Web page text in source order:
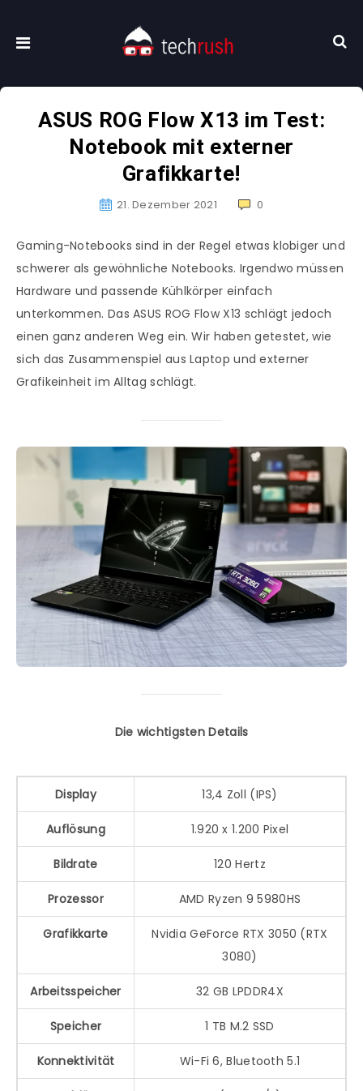
ASUS ROG Flow X13 im Test:
Notebook mit externer
Grafikkarte!
21. Dezember 2021 0
Gaming-Notebooks sind in der Regel etwas klobiger und
schwerer als gewöhnliche Notebooks. Irgendwo müssen
Hardware und passende Kühlkörper einfach
unterkommen. Das ASUS ROG Flow X13 schlägt jedoch
einen ganz anderen Weg ein. Wir haben getestet, wie
sich das Zusammenspiel aus Laptop und externer
Grafikeinheit im Alltag schlägt.
Die wichtigsten Details
Display 13,4 Zoll (IPS)
Auflösung 1.920 x 1.200 Pixel
Bildrate 120 Hertz
Prozessor AMD Ryzen 9 5980HS
Grafikkarte
Nvidia GeForce RTX 3050 (RTX
3080)
Arbeitsspeicher 32 GB LPDDR4X
Speicher 1 TB M.2 SSD
Konnektivität Wi-Fi 6, Bluetooth 5.1